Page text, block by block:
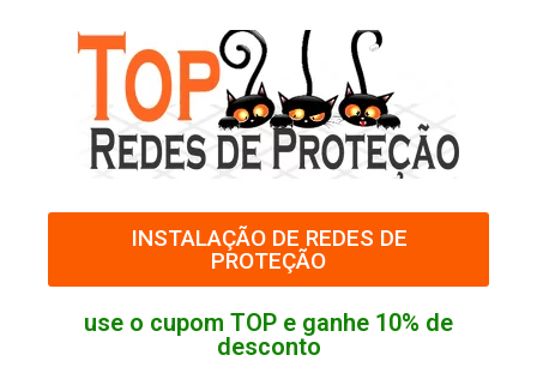
INSTALAÇÃO DE REDES DE
PROTEÇÃO
use o cupom TOP e ganhe 10% de
desconto